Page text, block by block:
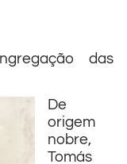
das
De
origem
nobre,
Tomás